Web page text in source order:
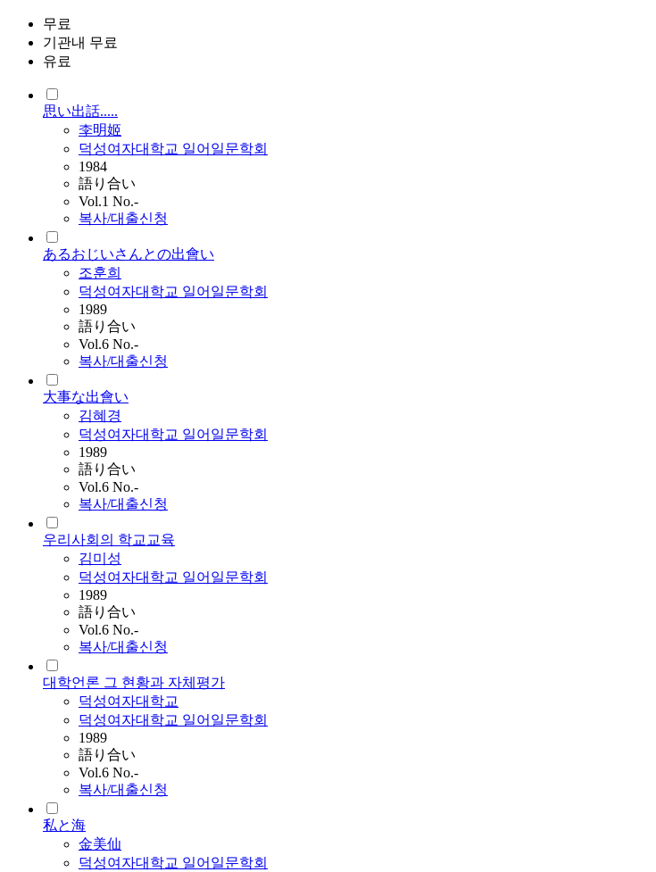
무료
기관내 무료
유료
思い出話.....
李明姬
덕성여자대학교 일어일문학회
1984
語り合い
Vol.1 No.-
복사/대출신청
あるおじいさんとの出會い
조훈희
덕성여자대학교 일어일문학회
1989
語り合い
Vol.6 No.-
복사/대출신청
大事な出會い
김혜경
덕성여자대학교 일어일문학회
1989
語り合い
Vol.6 No.-
복사/대출신청
우리사회의 학교교육
김미성
덕성여자대학교 일어일문학회
1989
語り合い
Vol.6 No.-
복사/대출신청
대학언론 그 현황과 자체평가
덕성여자대학교
덕성여자대학교 일어일문학회
1989
語り合い
Vol.6 No.-
복사/대출신청
私と海
金美仙
덕성여자대학교 일어일문학회